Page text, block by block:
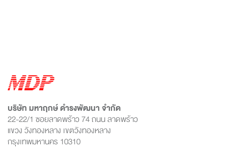
บริษัท มหาฤกษ์ ดำรงพัฒนา จำกัด
22-22/1 ซอยลาดพร้าว 74 ถนน ลาดพร้าว
แขวง วังทองหลาง เขตวังทองหลาง
กรุงเทพมหานคร 10310